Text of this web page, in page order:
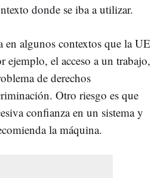
donde se iba a utilizar.
en algunos contextos que la UE
ejemplo, el acceso a un trabajo,
de derechos
Otro riesgo es que
confianza en un sistema y
la máquina.